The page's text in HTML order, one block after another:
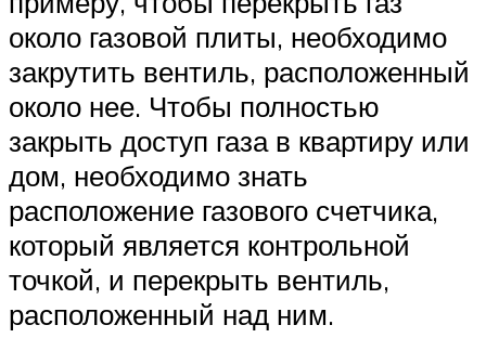
около газовой плиты, необходимо
закрутить вентиль, расположенный
около нее. Чтобы полностью
закрыть доступ газа в квартиру или
дом, необходимо знать
расположение газового счетчика,
который является контрольной
точкой, и перекрыть вентиль,
расположенный над ним.